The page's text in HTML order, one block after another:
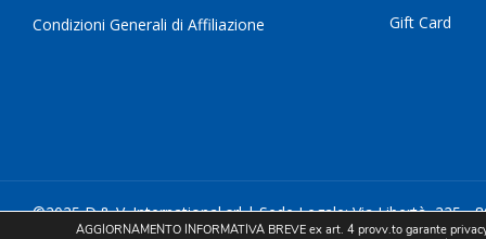
Condizioni Generali di Affiliazione
Gift Card
©2025 D.& V. International srl | Sede Legale: Via Libertà, 225 -
AGGIORNAMENTO INFORMATIVA BREVE ex art. 4 provv.to garante